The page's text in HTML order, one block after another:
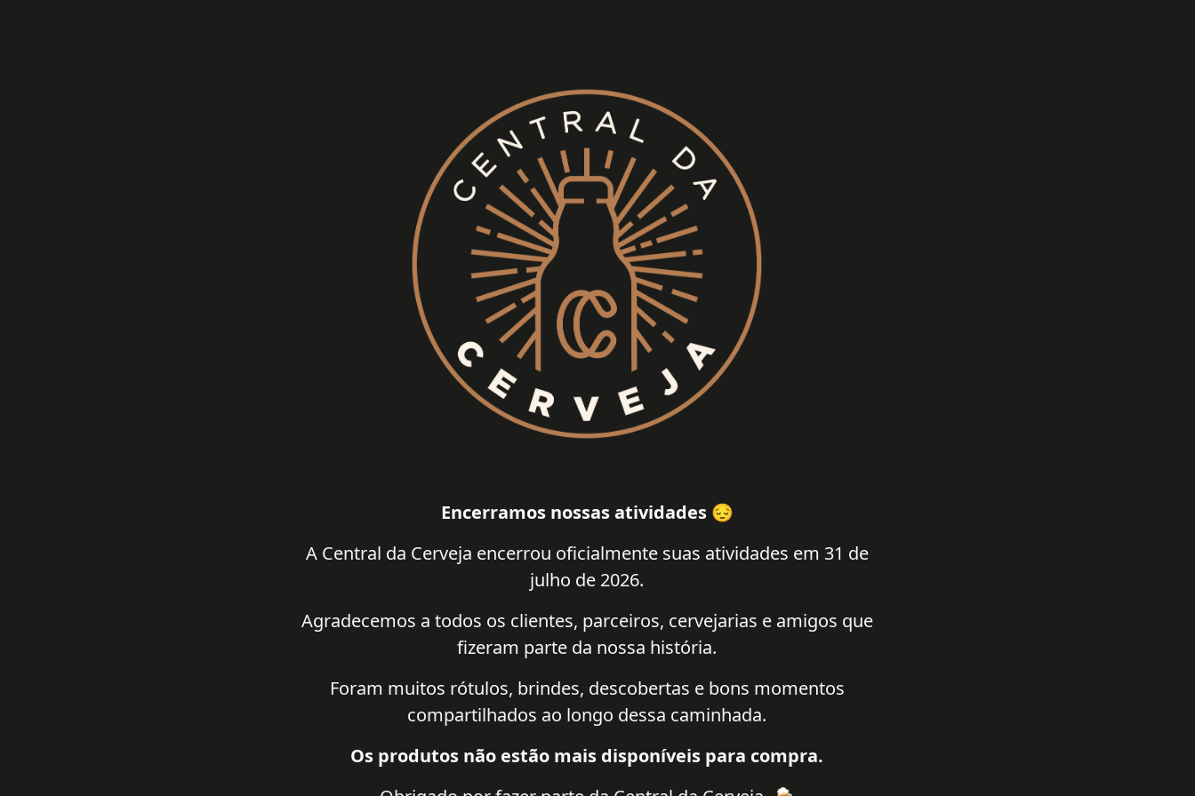
Encerramos nossas atividades 😔
A Central da Cerveja encerrou oficialmente suas atividades em 31 de
julho de 2026.
Agradecemos a todos os clientes, parceiros, cervejarias e amigos que
fizeram parte da nossa história.
Foram muitos rótulos, brindes, descobertas e bons momentos
compartilhados ao longo dessa caminhada.
Os produtos não estão mais disponíveis para compra.